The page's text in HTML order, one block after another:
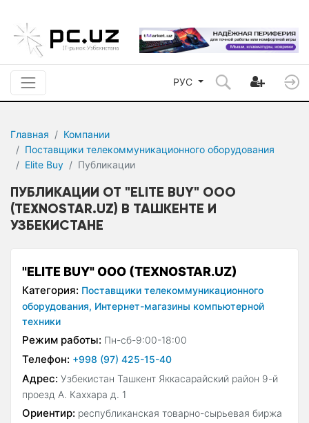
РУС
Главная
Компании
Поставщики телекоммуникационного оборудования
Elite Buy
Публикации
ПУБЛИКАЦИИ ОТ "ELITE BUY" OOO
(TEXNOSTAR.UZ) В ТАШКЕНТЕ И
УЗБЕКИСТАНЕ
"ELITE BUY" OOO (TEXNOSTAR.UZ)
Категория: Поставщики телекоммуникационного
оборудования, Интернет-магазины компьютерной
техники
Режим работы: Пн-сб-9:00-18:00
Телефон: +998 (97) 425-15-40
Адрес: Узбекистан Ташкент Яккасарайский район 9-й
проезд А. Каххара д. 1
Ориентир: республиканская товарно-сырьевая биржа